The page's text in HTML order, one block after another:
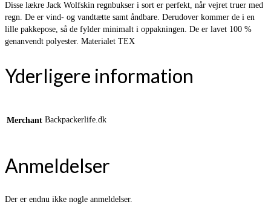
Disse lækre Jack Wolfskin regnbukser i sort er perfekt, når vejret truer med
regn. De er vind- og vandtætte samt åndbare. Derudover kommer de i en
lille pakkepose, så de fylder minimalt i oppakningen. De er lavet 100 %
genanvendt polyester. Materialet TEX
Yderligere information
Merchant Backpackerlife.dk
Anmeldelser
Der er endnu ikke nogle anmeldelser.